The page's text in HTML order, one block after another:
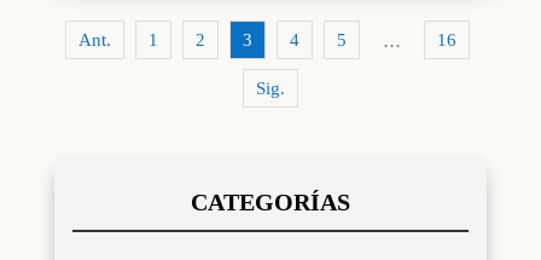
Ant. 1 2 3 4 5 … 16
Sig.